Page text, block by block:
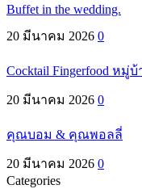
Buffet in the wedding.
20 มีนาคม 2026 0
Cocktail Fingerfood ห
20 มีนาคม 2026 0
คุณบอม & คุณพอลลี่
20 มีนาคม 2026 0
Categories